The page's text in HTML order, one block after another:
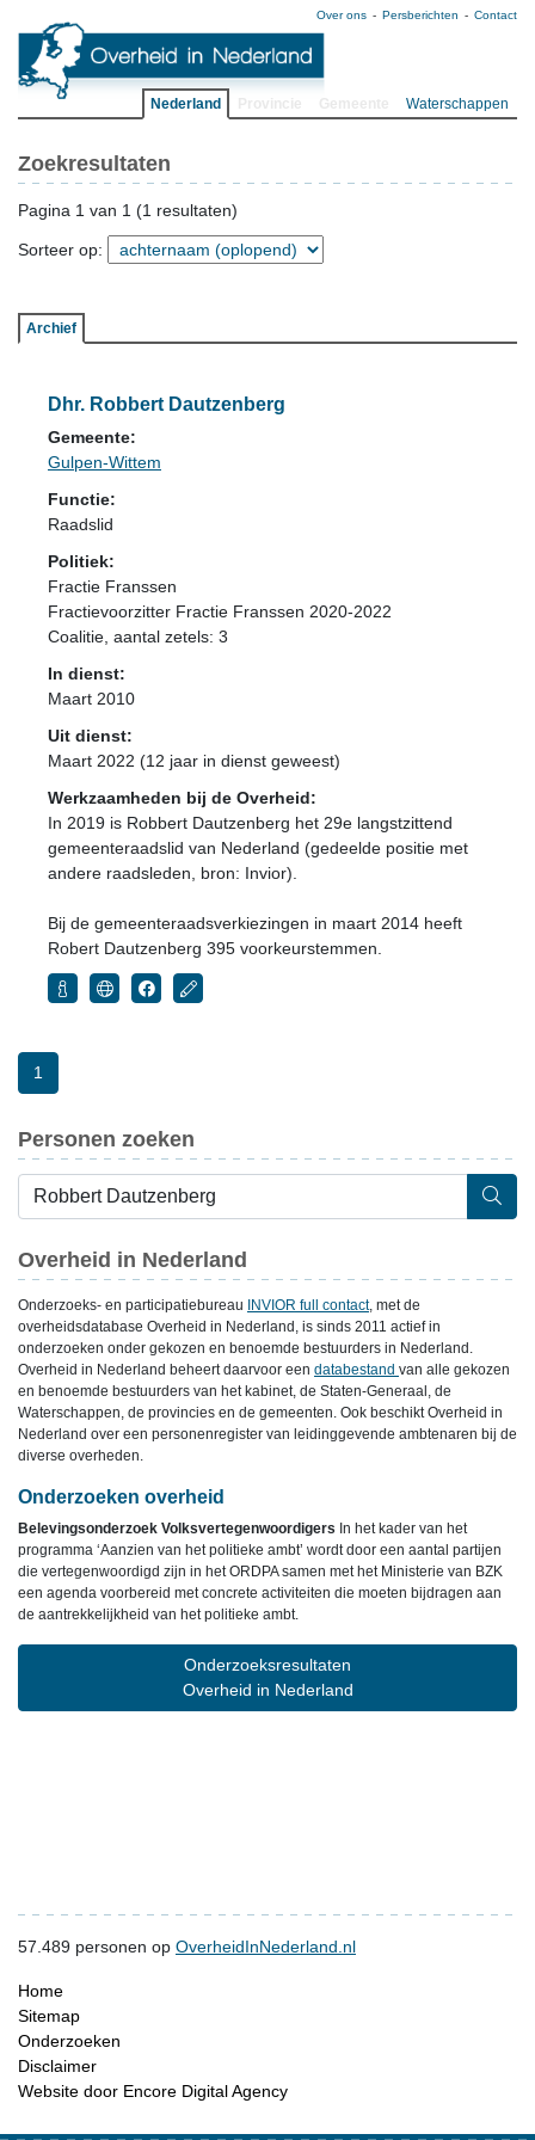
Over ons Persberichten Contact
Nederland Waterschappen
Zoekresultaten
Pagina 1 van 1 (1 resultaten)
Sorteer op:
Archief
Dhr. Robbert Dautzenberg
Gemeente:
Gulpen-Wittem
Functie:
Raadslid
Politiek:
Fractie Franssen
Fractievoorzitter Fractie Franssen 2020-2022
Coalitie , aantal zetels: 3
In dienst:
Maart 2010
Uit dienst:
Maart 2022 (12 jaar in dienst geweest)
Werkzaamheden bij de Overheid:
In 2019 is Robbert Dautzenberg het 29e langstzittend
gemeenteraadslid van Nederland (gedeelde positie met
andere raadsleden, bron: Invior).
Bij de gemeenteraadsverkiezingen in maart 2014 heeft
Robert Dautzenberg 395 voorkeurstemmen.
1
Personen zoeken
Overheid in Nederland
Onderzoeks- en participatiebureau INVIOR full contact, met de
overheidsdatabase Overheid in Nederland, is sinds 2011 actief in
onderzoeken onder gekozen en benoemde bestuurders in Nederland.
Overheid in Nederland beheert daarvoor een databestand van alle gekozen
en benoemde bestuurders van het kabinet, de Staten-Generaal, de
Waterschappen, de provincies en de gemeenten. Ook beschikt Overheid in
Nederland over een personenregister van leidinggevende ambtenaren bij de
diverse overheden.
Onderzoeken overheid
Belevingsonderzoek Volksvertegenwoordigers In het kader van het
programma ‘Aanzien van het politieke ambt’ wordt door een aantal partijen
die vertegenwoordigd zijn in het ORDPA samen met het Ministerie van BZK
een agenda voorbereid met concrete activiteiten die moeten bijdragen aan
de aantrekkelijkheid van het politieke ambt.
Onderzoeksresultaten
Overheid in Nederland
57.489 personen op OverheidInNederland.nl
Home
Sitemap
Onderzoeken
Disclaimer
Website door Encore Digital Agency